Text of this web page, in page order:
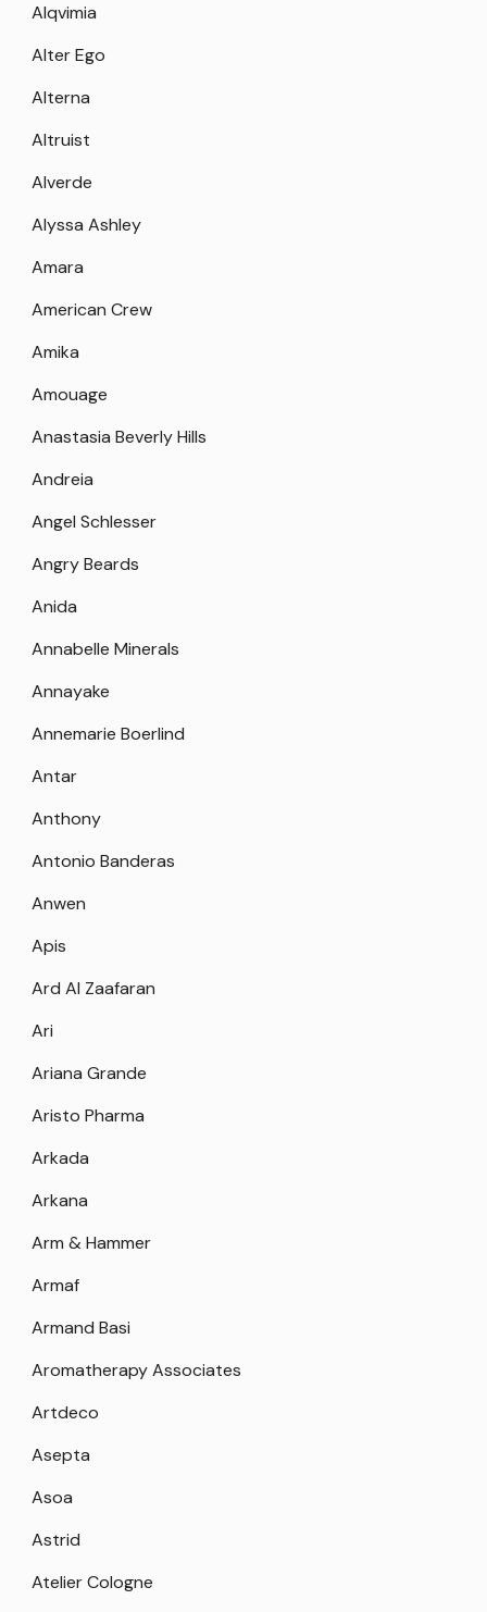
Alqvimia
Alter Ego
Alterna
Altruist
Alverde
Alyssa Ashley
Amara
American Crew
Amika
Amouage
Anastasia Beverly Hills
Andreia
Angel Schlesser
Angry Beards
Anida
Annabelle Minerals
Annayake
Annemarie Boerlind
Antar
Anthony
Antonio Banderas
Anwen
Apis
Ard Al Zaafaran
Ari
Ariana Grande
Aristo Pharma
Arkada
Arkana
Arm & Hammer
Armaf
Armand Basi
Aromatherapy Associates
Artdeco
Asepta
Asoa
Astrid
Atelier Cologne